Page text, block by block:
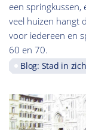
een
veel huizen hangt
voor iedereen en
60 en 70.
Blog: Stad in